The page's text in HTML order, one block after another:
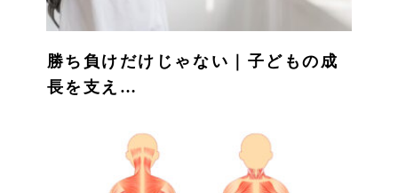
勝ち負けだけじゃない｜子どもの成
長を支え…